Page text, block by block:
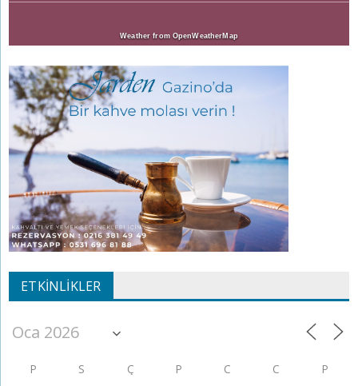
Weather from OpenWeatherMap
ETKINLIKLER
P S Ç P C C P